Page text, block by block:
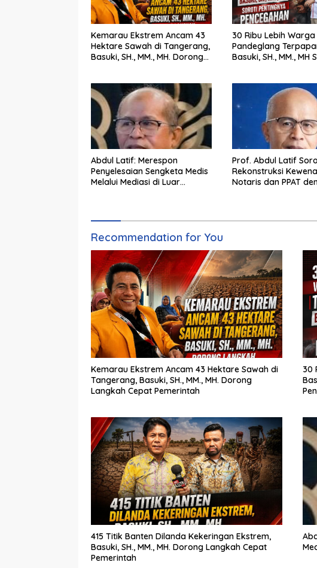
Kemarau Ekstrem Ancam 43
Hektare Sawah di Tangerang,
Basuki, SH., MM., MH. Dorong
30 Ribu Lebih Warga
Pandeglang
Basuki, SH., MM., MH
Abdul Latif: Merespon
Penyelesaian Sengketa Medis
Melalui Mediasi di Luar
Prof. Abdul Latif
Rekonstruksi
Notaris dan PPAT
Recommendation for You
Kemarau Ekstrem Ancam 43 Hektare Sawah di
Tangerang, Basuki, SH., MM., MH. Dorong
Langkah Cepat Pemerintah
30
415 Titik Banten Dilanda Kekeringan Ekstrem,
Basuki, SH., MM., MH. Dorong Langkah Cepat
Pemerintah
Abdul Latif: